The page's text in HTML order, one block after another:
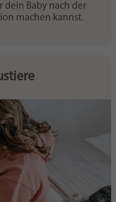
Baby nach der
machen kannst.